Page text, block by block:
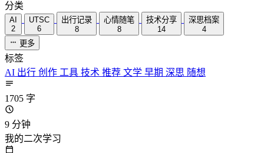
分类
AI
2
UTSC
6
出行记录
8
心情随笔
8
技术分享
14
深思档案
4
更多
标签
AI 出行 创作 工具 技术 推荐 文学 早期 深思 随想
1705 字
9 分钟
我的二次学习